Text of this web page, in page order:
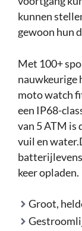
kunnen
gewoon hun
Met 100+
nauwkeurige
moto watch
een IP68-
van 5 ATM is
vuil en
keer opladen.
Groot,